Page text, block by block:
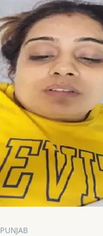
PUNJAB